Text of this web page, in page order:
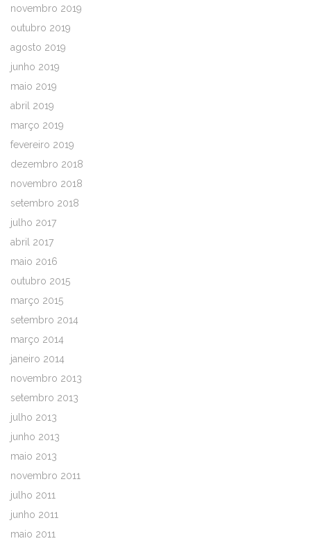
novembro 2019
outubro 2019
agosto 2019
junho 2019
maio 2019
abril 2019
março 2019
fevereiro 2019
dezembro 2018
novembro 2018
setembro 2018
julho 2017
abril 2017
maio 2016
outubro 2015
março 2015
setembro 2014
março 2014
janeiro 2014
novembro 2013
setembro 2013
julho 2013
junho 2013
maio 2013
novembro 2011
julho 2011
junho 2011
maio 2011